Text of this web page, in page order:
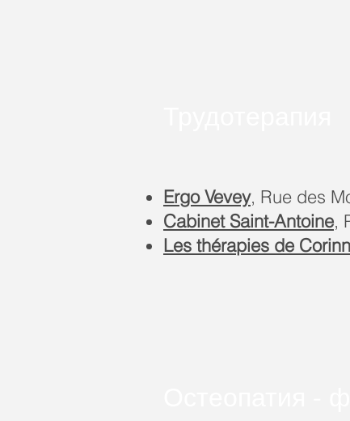
Ergo Vevey, Rue des
Cabinet Saint-Antoine,
Les thérapies de